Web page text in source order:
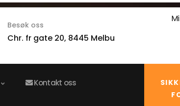
Besøk oss
Chr. fr gate 20, 8445 Melbu
Kontakt oss